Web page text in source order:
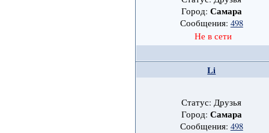
Город: Самара
Сообщения: 498
Не в сети
Li
Статус: Друзья
Город: Самара
Сообщения: 498